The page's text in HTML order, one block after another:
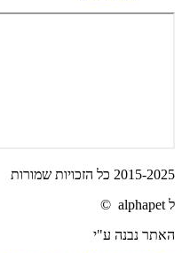
2015-2025 כל הזכויות שמורות
ל alphapet ©
האתר נבנה ע"י